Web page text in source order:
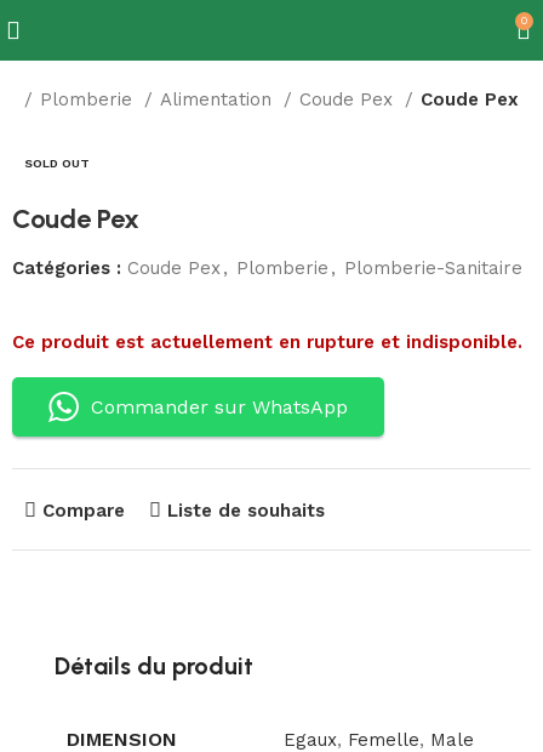
0
Plomberie Alimentation Coude Pex Coude Pex
SOLD OUT
Coude Pex
Catégories : Coude Pex, Plomberie , Plomberie-Sanitaire
Ce produit est actuellement en rupture et indisponible.
Commander sur WhatsApp
Compare Liste de souhaits
Détails du produit
DIMENSION Egaux, Femelle, Male